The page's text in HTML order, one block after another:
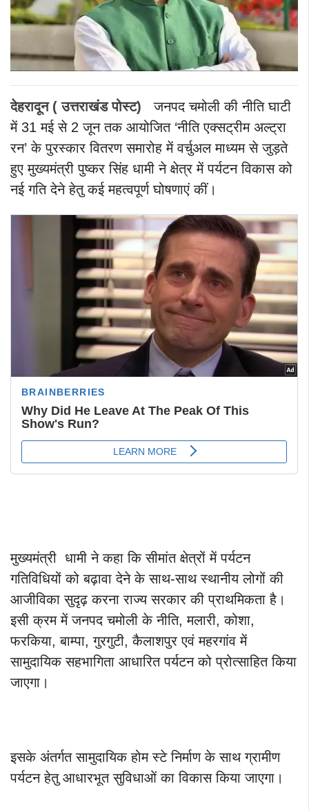
देहरादून ( उत्तराखंड पोस्ट)
जनपद चमोली की नीति घाटी
में 31 मई से 2 जून तक आयोजित ‘नीति एक्सट्रीम अल्ट्रा
रन’ के पुरस्कार वितरण समारोह में वर्चुअल माध्यम से जुड़ते
हुए मुख्यमंत्री पुष्कर सिंह धामी ने क्षेत्र में पर्यटन विकास को
नई गति देने हेतु कई महत्वपूर्ण घोषणाएं कीं।
मुख्यमंत्री धामी ने कहा कि सीमांत क्षेत्रों में पर्यटन
गतिविधियों को बढ़ावा देने के साथ-साथ स्थानीय लोगों की
आजीविका सुदृढ़ करना राज्य सरकार की प्राथमिकता है।
इसी क्रम में जनपद चमोली के नीति, मलारी, कोशा,
फरकिया, बाम्पा, गुरगुटी, कैलाशपुर एवं महरगांव में
सामुदायिक सहभागिता आधारित पर्यटन को प्रोत्साहित किया
जाएगा।
इसके अंतर्गत सामुदायिक होम स्टे निर्माण के साथ ग्रामीण
पर्यटन हेतु आधारभूत सुविधाओं का विकास किया जाएगा।